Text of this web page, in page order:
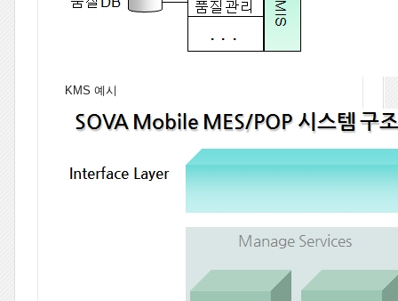
KMS 예시